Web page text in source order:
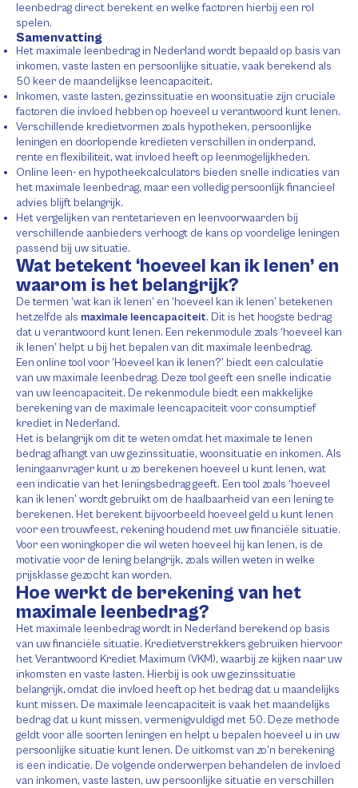
leenbedrag direct berekent en welke factoren hierbij een rol
spelen.
Samenvatting
Het maximale leenbedrag in Nederland wordt bepaald op basis van
inkomen, vaste lasten en persoonlijke situatie, vaak berekend als
50 keer de maandelijkse leencapaciteit.
Inkomen, vaste lasten, gezinssituatie en woonsituatie zijn cruciale
factoren die invloed hebben op hoeveel u verantwoord kunt lenen.
Verschillende kredietvormen zoals hypotheken, persoonlijke
leningen en doorlopende kredieten verschillen in onderpand,
rente en flexibiliteit, wat invloed heeft op leenmogelijkheden.
Online leen- en hypotheekcalculators bieden snelle indicaties van
het maximale leenbedrag, maar een volledig persoonlijk financieel
advies blijft belangrijk.
Het vergelijken van rentetarieven en leenvoorwaarden bij
verschillende aanbieders verhoogt de kans op voordelige leningen
passend bij uw situatie.
Wat betekent ‘hoeveel kan ik lenen’ en
waarom is het belangrijk?
De termen ‘wat kan ik lenen’ en ‘hoeveel kan ik lenen’ betekenen
hetzelfde als maximale leencapaciteit. Dit is het hoogste bedrag
dat u verantwoord kunt lenen. Een rekenmodule zoals ‘hoeveel kan
ik lenen’ helpt u bij het bepalen van dit maximale leenbedrag.
Een online tool voor ‘Hoeveel kan ik lenen?’ biedt een calculatie
van uw maximale leenbedrag. Deze tool geeft een snelle indicatie
van uw leencapaciteit. De rekenmodule biedt een makkelijke
berekening van de maximale leencapaciteit voor consumptief
krediet in Nederland.
Het is belangrijk om dit te weten omdat het maximale te lenen
bedrag afhangt van uw gezinssituatie, woonsituatie en inkomen. Als
leningaanvrager kunt u zo berekenen hoeveel u kunt lenen, wat
een indicatie van het leningsbedrag geeft. Een tool zoals ‘hoeveel
kan ik lenen’ wordt gebruikt om de haalbaarheid van een lening te
berekenen. Het berekent bijvoorbeeld hoeveel geld u kunt lenen
voor een trouwfeest, rekening houdend met uw financiële situatie.
Voor een woningkoper die wil weten hoeveel hij kan lenen, is de
motivatie voor de lening belangrijk, zoals willen weten in welke
prijsklasse gezocht kan worden.
Hoe werkt de berekening van het
maximale leenbedrag?
Het maximale leenbedrag wordt in Nederland berekend op basis
van uw financiële situatie. Kredietverstrekkers gebruiken hiervoor
het Verantwoord Krediet Maximum (VKM), waarbij ze kijken naar uw
inkomsten en vaste lasten. Hierbij is ook uw gezinssituatie
belangrijk, omdat die invloed heeft op het bedrag dat u maandelijks
kunt missen. De maximale leencapaciteit is vaak het maandelijks
bedrag dat u kunt missen, vermenigvuldigd met 50. Deze methode
geldt voor alle soorten leningen en helpt u bepalen hoeveel u in uw
persoonlijke situatie kunt lenen. De uitkomst van zo’n berekening
is een indicatie. De volgende onderwerpen behandelen de invloed
van inkomen, vaste lasten, uw persoonlijke situatie en verschillen